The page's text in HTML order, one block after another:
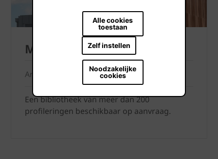
Alle cookies
toestaan
Zelf instellen
Noodzakelijke
cookies
Modellen
Argeton - Altivo - Barro
Een bibliotheek van meer dan 200
profileringen beschikbaar op aanvraag.